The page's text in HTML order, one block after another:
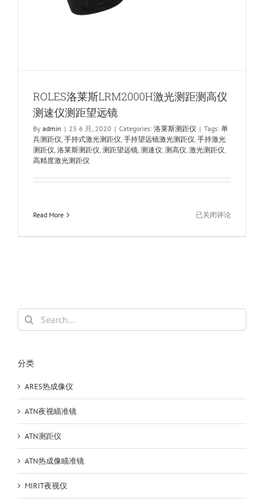
ROLES洛莱斯LRM2000H激光测距测高仪
测速仪测距望远镜
By admin | 25 6 月, 2020 | Categories: 洛莱斯测距仪 | Tags: 单
兵测距仪, 手持式激光测距仪, 手持望远镜激光测距仪, 手持激光
测距仪, 洛莱斯测距仪, 测距望远镜, 测速仪, 测高仪, 激光测距仪,
高精度激光测距仪
Read More
ROLES
距
高
远
已关闭评论
Search
for:
分类
ARES热成像仪
ATN夜视瞄准镜
ATN测距仪
ATN热成像瞄准镜
MIRIT夜视仪